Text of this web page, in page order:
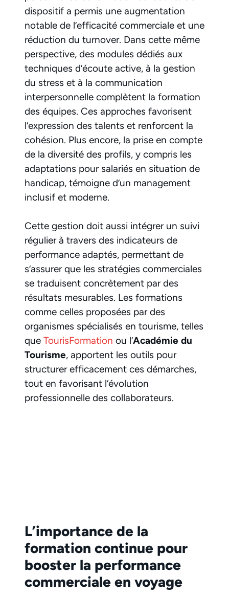
dispositif a permis une augmentation
notable de l’efficacité commerciale et une
réduction du turnover. Dans cette même
perspective, des modules dédiés aux
techniques d’écoute active, à la gestion
du stress et à la communication
interpersonnelle complètent la formation
des équipes. Ces approches favorisent
l’expression des talents et renforcent la
cohésion. Plus encore, la prise en compte
de la diversité des profils, y compris les
adaptations pour salariés en situation de
handicap, témoigne d’un management
inclusif et moderne.
Cette gestion doit aussi intégrer un suivi
régulier à travers des indicateurs de
performance adaptés, permettant de
s’assurer que les stratégies commerciales
se traduisent concrètement par des
résultats mesurables. Les formations
comme celles proposées par des
organismes spécialisés en tourisme, telles
que TourisFormation ou l’Académie du
Tourisme, apportent les outils pour
structurer efficacement ces démarches,
tout en favorisant l’évolution
professionnelle des collaborateurs.
L’importance de la
formation continue pour
booster la performance
commerciale en voyage